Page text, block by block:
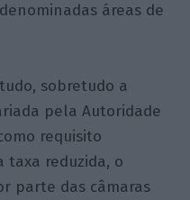
áreas de
sobretudo a
pela Autoridade
requisito
taxa reduzida, o
parte das câmaras